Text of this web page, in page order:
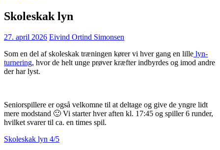
Skoleskak lyn
27. april 2026 Eivind Ortind Simonsen
Som en del af skoleskak træningen kører vi hver gang en lille lyn-
turnering, hvor de helt unge prøver kræfter indbyrdes og imod andre
der har lyst.
Seniorspillere er også velkomne til at deltage og give de yngre lidt
mere modstand 🙂 Vi starter hver aften kl. 17:45 og spiller 6 runder,
hvilket svarer til ca. en times spil.
Skoleskak lyn 4/5